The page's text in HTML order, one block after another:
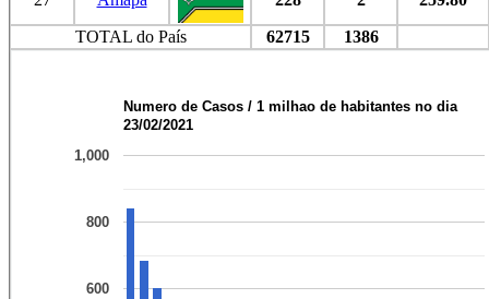
TOTAL do País
62715 1386
Numero de Casos / 1 milhao de habitantes no dia
23/02/2021
600
800
1,000